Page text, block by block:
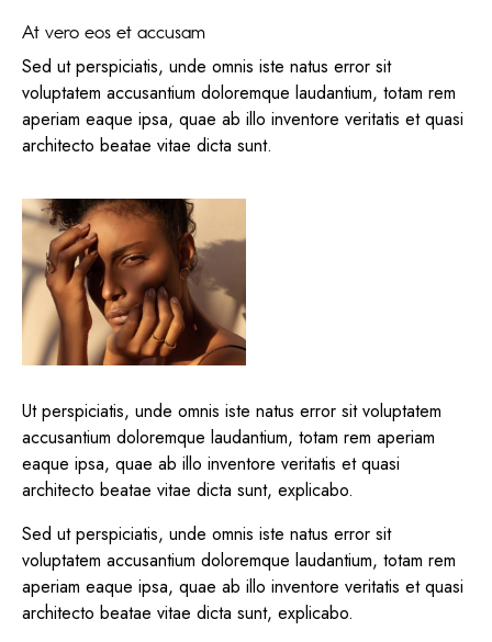
At vero eos et accusam
Sed ut perspiciatis, unde omnis iste natus error sit
voluptatem accusantium doloremque laudantium, totam rem
aperiam eaque ipsa, quae ab illo inventore veritatis et quasi
architecto beatae vitae dicta sunt.
Ut perspiciatis, unde omnis iste natus error sit voluptatem
accusantium doloremque laudantium, totam rem aperiam
eaque ipsa, quae ab illo inventore veritatis et quasi
architecto beatae vitae dicta sunt, explicabo.
Sed ut perspiciatis, unde omnis iste natus error sit
voluptatem accusantium doloremque laudantium, totam rem
aperiam eaque ipsa, quae ab illo inventore veritatis et quasi
architecto beatae vitae dicta sunt, explicabo.